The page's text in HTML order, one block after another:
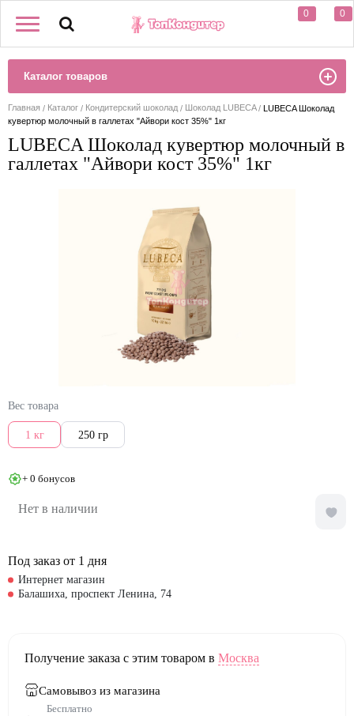
0 0
Каталог товаров
Главная Каталог Кондитерский шоколад Шоколад LUBECA
LUBECA Шоколад
кувертюр молочный в галлетах "Айвори кост 35%" 1кг
LUBECA Шоколад кувертюр молочный в
галлетах "Айвори кост 35%" 1кг
Вес товара
1 кг 250 гр
+ 0 бонусов
Нет в наличии
Под заказ от 1 дня
Интернет магазин
Балашиха, проспект Ленина, 74
Получение заказа с этим товаром в Москва
Самовывоз из магазина
Бесплатно